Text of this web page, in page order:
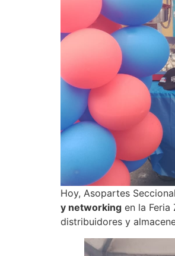
Hoy, Asopartes
y networking en la Feria
distribuidores y